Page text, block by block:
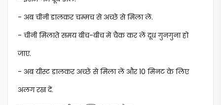
- अब चीनी डालकर चम्मच से अच्छे से मिला लें.
- चीनी मिलाते समय बीच-बीच में चैक कर लें दूध गुनगुना हो
जाए.
- अब यीस्ट डालकर अच्छे से मिला लें और 10 मिनट के लिए
अलग रख दें.